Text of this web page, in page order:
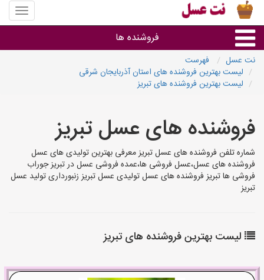
منوی
سایت
عسل
فروشنده ها
گروه ها
نت عسل
فهرست
لیست بهترین فروشنده های استان آذربایجان شرقی
لیست بهترین فروشنده های تبریز
فروشنده های عسل تبریز
شماره تلفن فروشنده های عسل تبریز معرفی بهترین تولیدی های عسل
فروشنده های عسل،عسل فروشی ها،عمده فروشی عسل در تبریز جوراب
فروشی ها تبریز فروشنده های عسل تولیدی عسل تبریز زنبورداری تولید عسل
تبریز
لیست بهترین فروشنده های تبریز